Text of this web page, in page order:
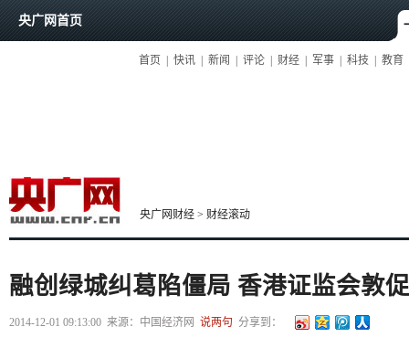
央广网首页
首页 快讯 新闻 评论 财经 军事 科技 教育
央广网财经 > 财经滚动
融创绿城纠葛陷僵局 香港证监会敦
2014-12-01 09:13:00 来源： 中国经济网 说两句 分享到：